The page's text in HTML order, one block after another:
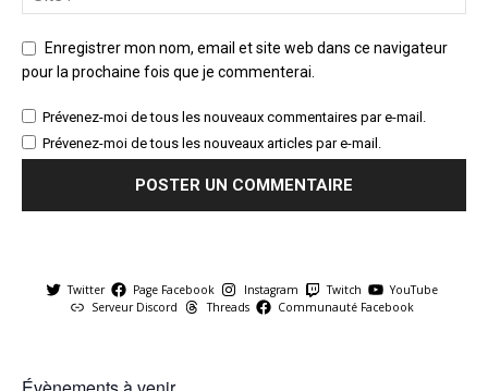
Enregistrer mon nom, email et site web dans ce navigateur
pour la prochaine fois que je commenterai.
Prévenez-moi de tous les nouveaux commentaires par e-mail.
Prévenez-moi de tous les nouveaux articles par e-mail.
Twitter Page Facebook Instagram Twitch
YouTube
Serveur Discord
Threads Communauté Facebook